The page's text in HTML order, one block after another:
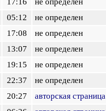
05:12
не определен
17:08
не определен
13:07
не определен
19:15
не определен
22:37
не определен
20:27
авторская страница